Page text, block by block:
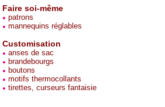
Faire soi-même
patrons
mannequins réglables
Customisation
anses de sac
brandebourgs
boutons
motifs thermocollants
tirettes, curseurs fantaisie